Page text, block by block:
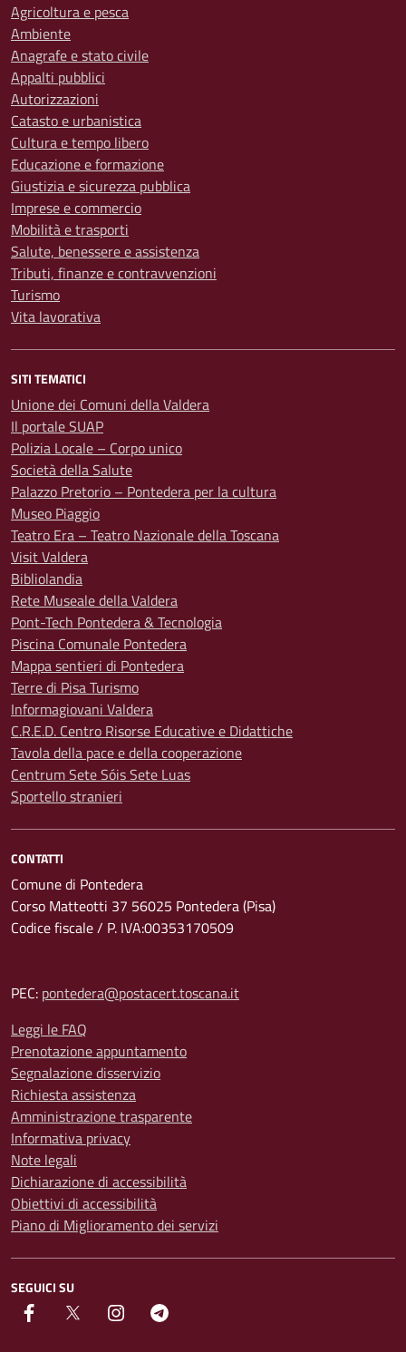
Agricoltura e pesca
Ambiente
Anagrafe e stato civile
Appalti pubblici
Autorizzazioni
Catasto e urbanistica
Cultura e tempo libero
Educazione e formazione
Giustizia e sicurezza pubblica
Imprese e commercio
Mobilità e trasporti
Salute, benessere e assistenza
Tributi, finanze e contravvenzioni
Turismo
Vita lavorativa
SITI TEMATICI
Unione dei Comuni della Valdera
Il portale SUAP
Polizia Locale – Corpo unico
Società della Salute
Palazzo Pretorio – Pontedera per la cultura
Museo Piaggio
Teatro Era – Teatro Nazionale della Toscana
Visit Valdera
Bibliolandia
Rete Museale della Valdera
Pont-Tech Pontedera & Tecnologia
Piscina Comunale Pontedera
Mappa sentieri di Pontedera
Terre di Pisa Turismo
Informagiovani Valdera
C.R.E.D. Centro Risorse Educative e Didattiche
Tavola della pace e della cooperazione
Centrum Sete Sóis Sete Luas
Sportello stranieri
CONTATTI
Comune di Pontedera
Corso Matteotti 37 56025 Pontedera (Pisa)
Codice fiscale / P. IVA:00353170509
PEC: pontedera@postacert.toscana.it
Leggi le FAQ
Prenotazione appuntamento
Segnalazione disservizio
Richiesta assistenza
Amministrazione trasparente
Informativa privacy
Note legali
Dichiarazione di accessibilità
Obiettivi di accessibilità
Piano di Miglioramento dei servizi
SEGUICI SU
facebook Twitter instagram